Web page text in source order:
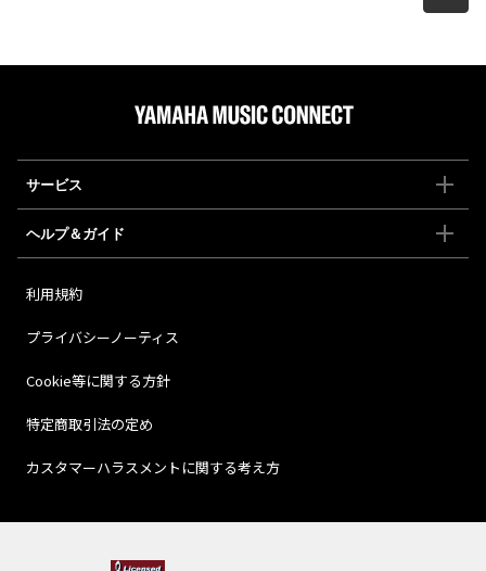
サービス
ヘルプ＆ガイド
利用規約
プライバシーノーティス
Cookie等に関する方針
特定商取引法の定め
カスタマーハラスメントに関する考え方